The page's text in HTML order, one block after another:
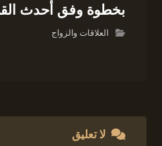
بخطوة وفق أحدث
العلاقات والزواج
لا تعليق